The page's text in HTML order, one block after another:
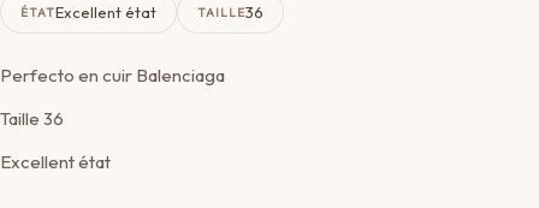
ÉTATExcellent état TAILLE36
Perfecto en cuir Balenciaga
Taille 36
Excellent état